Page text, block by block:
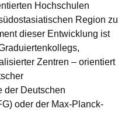
Hochschulen
Region zu
dieser Entwicklung ist
Zentren – orientiert
der Deutschen
oder der Max-Planck-